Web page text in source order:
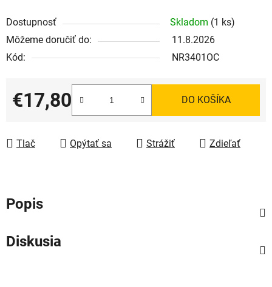
Dostupnosť Skladom (1 ks)
Môžeme doručiť do:
11.8.2026
Kód:
NR3401OC
€17,80
Jednotková cena:
DO KOŠÍKA
Tlač Opýtať sa Strážiť Zdieľať
Popis
Diskusia